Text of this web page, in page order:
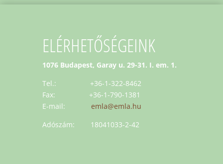
ELÉRHETŐSÉGEINK
1076 Budapest, Garay u. 29-31. I. em. 1.
Tel.: +36-1-322-8462
Fax: +36-1-790-1381
E-mail: emla@emla.hu
Adószám: 18041033-2-42